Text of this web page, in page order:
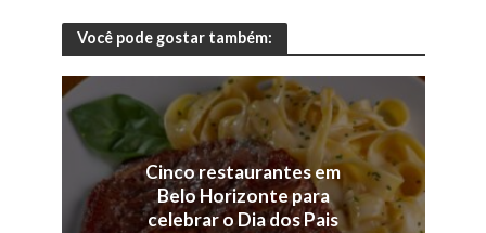
Você pode gostar também:
Cinco restaurantes em
Belo Horizonte para
celebrar o Dia dos Pais